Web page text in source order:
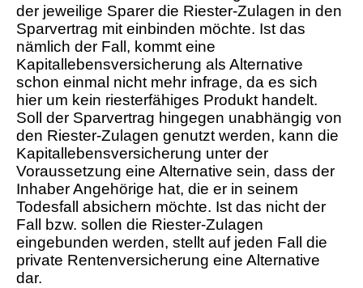
der jeweilige Sparer die Riester-Zulagen in den
Sparvertrag mit einbinden möchte. Ist das
nämlich der Fall, kommt eine
Kapitallebensversicherung als Alternative
schon einmal nicht mehr infrage, da es sich
hier um kein riesterfähiges Produkt handelt.
Soll der Sparvertrag hingegen unabhängig von
den Riester-Zulagen genutzt werden, kann die
Kapitallebensversicherung unter der
Voraussetzung eine Alternative sein, dass der
Inhaber Angehörige hat, die er in seinem
Todesfall absichern möchte. Ist das nicht der
Fall bzw. sollen die Riester-Zulagen
eingebunden werden, stellt auf jeden Fall die
private Rentenversicherung eine Alternative
dar.